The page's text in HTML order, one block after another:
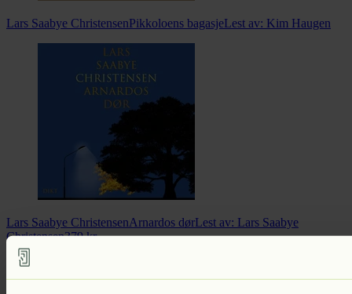
Lars Saabye ChristensenPikkoloens bagasjeLest av: Kim Haugen
Lars Saabye ChristensenArnardos dørLest av: Lars Saabye
Christensen379kr